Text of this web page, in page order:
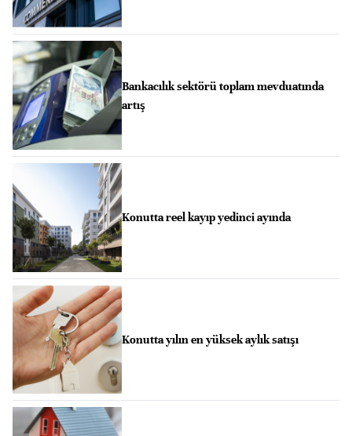
Bankacılık sektörü toplam mevduatında
artış
Konutta reel kayıp yedinci ayında
Konutta yılın en yüksek aylık satışı